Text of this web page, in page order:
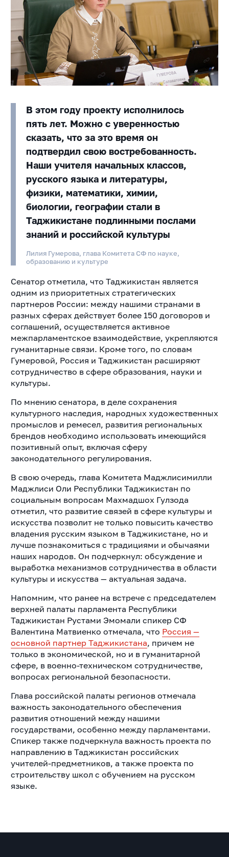
В этом году проекту исполнилось
пять лет. Можно с уверенностью
сказать, что за это время он
подтвердил свою востребованность.
Наши учителя начальных классов,
русского языка и литературы,
физики, математики, химии,
биологии, географии стали в
Таджикистане подлинными послами
знаний и российской культуры
Лилия Гумерова, глава Комитета СФ по науке,
образованию и культуре
Сенатор отметила, что Таджикистан является
одним из приоритетных стратегических
партнеров России: между нашими странами в
разных сферах действует более 150 договоров и
соглашений, осуществляется активное
межпарламентское взаимодействие, укрепляются
гуманитарные связи. Кроме того, по словам
Гумеровой, Россия и Таджикистан расширяют
сотрудничество в сфере образования, науки и
культуры.
По мнению сенатора, в деле сохранения
культурного наследия, народных художественных
промыслов и ремесел, развития региональных
брендов необходимо использовать имеющийся
позитивный опыт, включая сферу
законодательного регулирования.
В свою очередь, глава Комитета Маджлисимилли
Маджлиси Оли Республики Таджикистан по
социальным вопросам Махмадшох Гулзода
отметил, что развитие связей в сфере культуры и
искусства позволит не только повысить качество
владения русским языком в Таджикистане, но и
лучше познакомиться с традициями и обычаями
наших народов. Он подчеркнул: обсуждение и
выработка механизмов сотрудничества в области
культуры и искусства — актуальная задача.
Напомним, что ранее на встрече с председателем
верхней палаты парламента Республики
Таджикистан Рустами Эмомали спикер СФ
Валентина Матвиенко отмечала, что Россия —
основной партнер Таджикистана, причем не
только в экономической, но и в гуманитарной
сфере, в военно-техническом сотрудничестве,
вопросах региональной безопасности.
Глава российской палаты регионов отмечала
важность законодательного обеспечения
развития отношений между нашими
государствами, особенно между парламентами.
Спикер также подчеркнула важность проекта по
направлению в Таджикистан российских
учителей-предметников, а также проекта по
строительству школ с обучением на русском
языке.